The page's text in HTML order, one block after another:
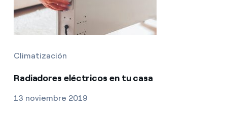
Climatización
Radiadores eléctricos en tu casa
13 noviembre 2019